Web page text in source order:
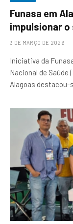
Funasa em
impulsionar o
3 DE MARÇO DE 2026
Iniciativa da
Nacional de Saúde
Alagoas